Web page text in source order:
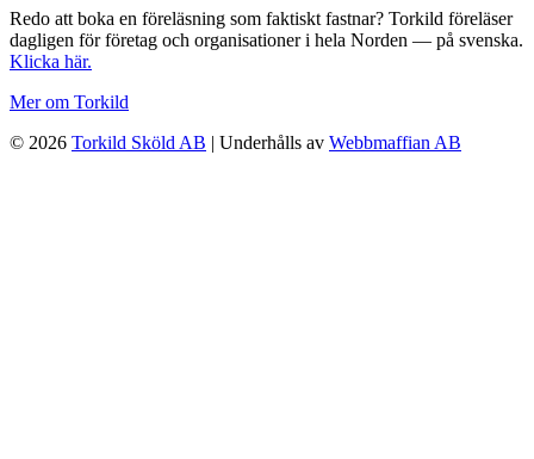
Redo att boka en föreläsning som faktiskt fastnar? Torkild föreläser
dagligen för företag och organisationer i hela Norden — på svenska.
Klicka här.
Mer om Torkild
© 2026 Torkild Sköld AB | Underhålls av Webbmaffian AB